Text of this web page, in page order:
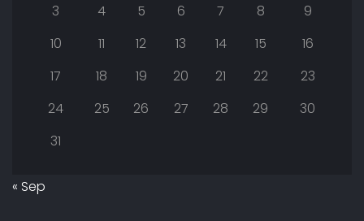
3
4 5 6 7 8
9
10
11 12 13 14 15
16
17
18 19 20 21 22
23
24
25 26 27 28 29
30
31
« Sep